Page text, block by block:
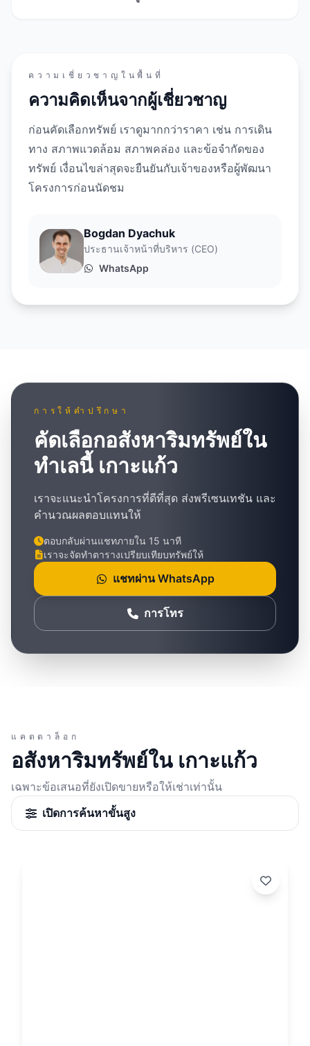
ความเชี่ยวชาญในพื้นที่
ความคิดเห็นจากผู้เชี่ยวชาญ
ก่อนคัดเลือกทรัพย์ เราดูมากกว่าราคา เช่น การเดิน
ทาง สภาพแวดล้อม สภาพคล่อง และข้อจำกัดของ
ทรัพย์ เงื่อนไขล่าสุดจะยืนยันกับเจ้าของหรือผู้พัฒนา
โครงการก่อนนัดชม
Bogdan Dyachuk
ประธานเจ้าหน้าที่บริหาร (CEO)
WhatsApp
การให้คำปรึกษา
คัดเลือกอสังหาริมทรัพย์ใน
ทำเลนี้ เกาะแก้ว
เราจะแนะนำโครงการที่ดีที่สุด ส่งพรีเซนเทชัน และ
คำนวณผลตอบแทนให้
ตอบกลับผ่านแชทภายใน 15 นาที
เราจะจัดทำตารางเปรียบเทียบทรัพย์ให้
แชทผ่าน WhatsApp
การโทร
แคตตาล็อก
อสังหาริมทรัพย์ใน เกาะแก้ว
เฉพาะข้อเสนอที่ยังเปิดขายหรือให้เช่าเท่านั้น
เปิดการค้นหาขั้นสูง